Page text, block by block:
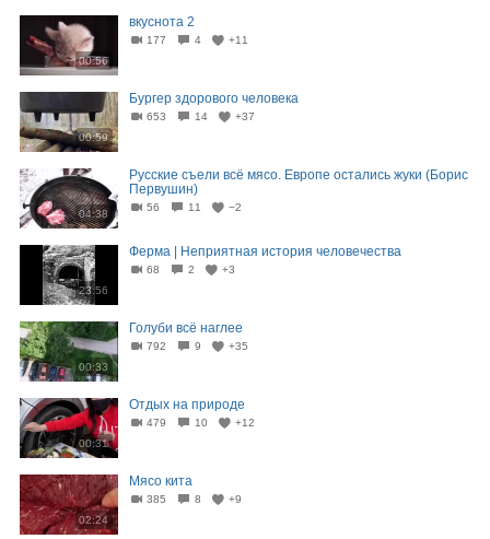
00:56
вкуснота 2
177 4 +11
00:59
Бургер здорового человека
653 14 +37
04:38
Русские съели всё мясо. Европе остались жуки (Борис
Первушин)
56 11 −2
23:56
Ферма | Неприятная история человечества
68 2 +3
00:33
Голуби всё наглее
792 9 +35
00:31
Отдых на природе
479 10 +12
02:24
Мясо кита
385 8 +9